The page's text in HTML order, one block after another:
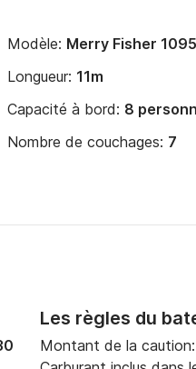
Modèle: Merry Fisher 1095
Longueur: 11m
Capacité à bord: 8
Nombre de couchages: 7
Les règles du
Montant de la caution: